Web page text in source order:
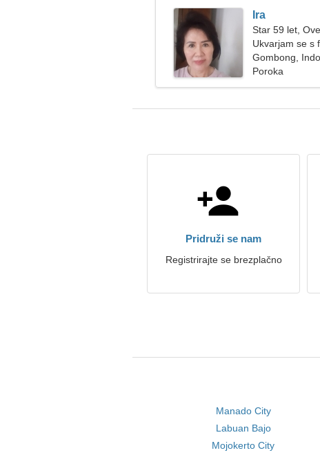
Ira
Star 59 let,
Ukvarjam se s
zraku
Gombong,
Poroka
Pridruži se nam
Registrirajte se brezplačno
Manado City
Labuan Bajo
Mojokerto City